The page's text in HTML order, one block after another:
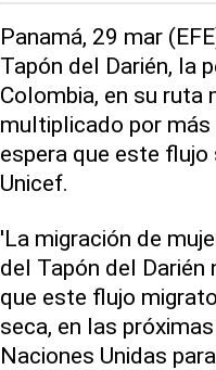
Panamá, 29 mar
Tapón del Darién, la
Colombia, en su ruta
multiplicado por
espera que este
Unicef.
'La migración de
del Tapón del Darién
que este flujo
seca, en las
Naciones Unidas